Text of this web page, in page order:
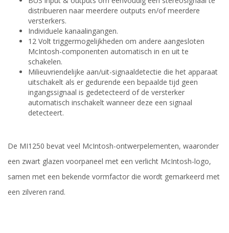
distribueren naar meerdere outputs en/of meerdere
versterkers.
Individuele kanaalingangen.
12 Volt triggermogelijkheden om andere aangesloten
McIntosh-componenten automatisch in en uit te
schakelen.
Milieuvriendelijke aan/uit-signaaldetectie die het apparaat
uitschakelt als er gedurende een bepaalde tijd geen
ingangssignaal is gedetecteerd of de versterker
automatisch inschakelt wanneer deze een signaal
detecteert.
De MI1250 bevat veel McIntosh-ontwerpelementen, waaronder
een zwart glazen voorpaneel met een verlicht McIntosh-logo,
samen met een bekende vormfactor die wordt gemarkeerd met
een zilveren rand.